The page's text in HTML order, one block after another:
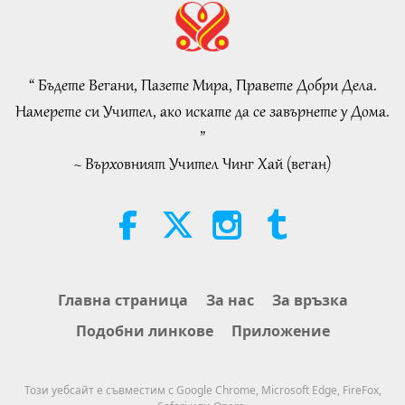
Negative Entity
30:54
Разговори за вътрешния мир на
Между Учителя и учениците 2026-08-07 Преглед
4:08
The Long and Difficult Road
Comes to End When We Meet
Enlightened Master and Receive
Важните Новини
“ Бъдете Вегани, Пазете Мира, Правете Добри Дела.
Намерете си Учител, ако искате да се завърнете у Дома.
”
~ Върховният Учител Чинг Хай (веган)
Главна страница За нас
За връзка
Подобни линкове
Приложение
Този уебсайт е съвместим с Google Chrome, Microsoft Edge, FireFox,